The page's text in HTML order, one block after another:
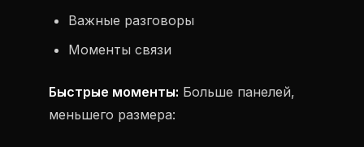
Важные разговоры
Моменты связи
Быстрые моменты: Больше панелей,
меньшего размера: